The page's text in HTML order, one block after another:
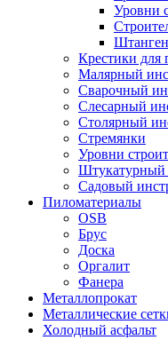
Уровни
Крестики для
Малярный
Сварочный
Слесарный
Столярный
Стремянки
Уровни
Штукатурный
Садовый
Пиломатериалы
OSB
Брус
Доска
Оргалит
Фанера
Металлопрокат
Металлические
Холодный асфальт